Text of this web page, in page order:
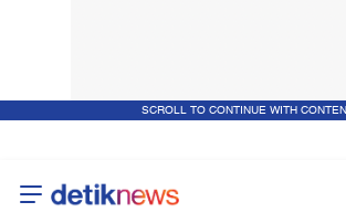
SCROLL TO CONTINUE WITH